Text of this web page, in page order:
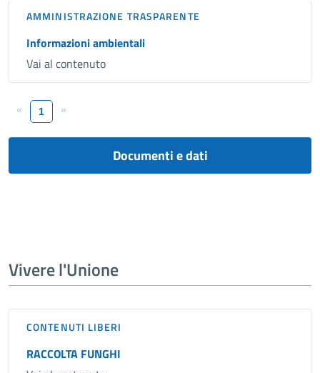
AMMINISTRAZIONE TRASPARENTE
Informazioni ambientali
Vai al contenuto
« 1 »
Documenti e dati
Vivere l'Unione
CONTENUTI LIBERI
RACCOLTA FUNGHI